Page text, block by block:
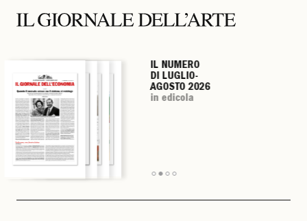
IL NUMERO
DI LUGLIO-
AGOSTO 2026
in edicola
IL NUMERO
DI LUGLIO-
AGOSTO 2026
in edicola
IL NUMERO
DI LUGLIO-
AGOSTO 2026
in edicola
IL NUMERO
DI LUGLIO-
AGOSTO 2026
in edicola